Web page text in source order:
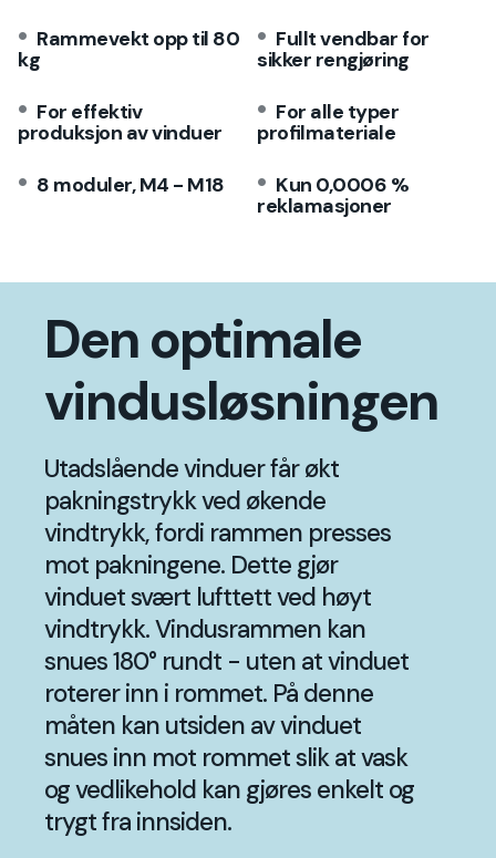
Rammevekt opp til 80
kg
For effektiv
produksjon av vinduer
8 moduler, M4 - M18
Fullt vendbar for
sikker rengjøring
For alle typer
profilmateriale
Kun 0,0006 %
reklamasjoner
Den optimale
vindusløsningen
Utadslående vinduer får økt
pakningstrykk ved økende
vindtrykk, fordi rammen presses
mot pakningene. Dette gjør
vinduet svært lufttett ved høyt
vindtrykk. Vindusrammen kan
snues 180° rundt - uten at vinduet
roterer inn i rommet. På denne
måten kan utsiden av vinduet
snues inn mot rommet slik at vask
og vedlikehold kan gjøres enkelt og
trygt fra innsiden.